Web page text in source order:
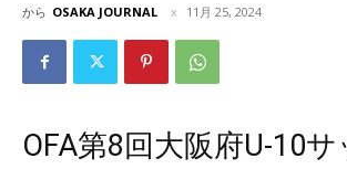
から OSAKA JOURNAL 11月 25, 2024
OFA第8回大阪府U-10